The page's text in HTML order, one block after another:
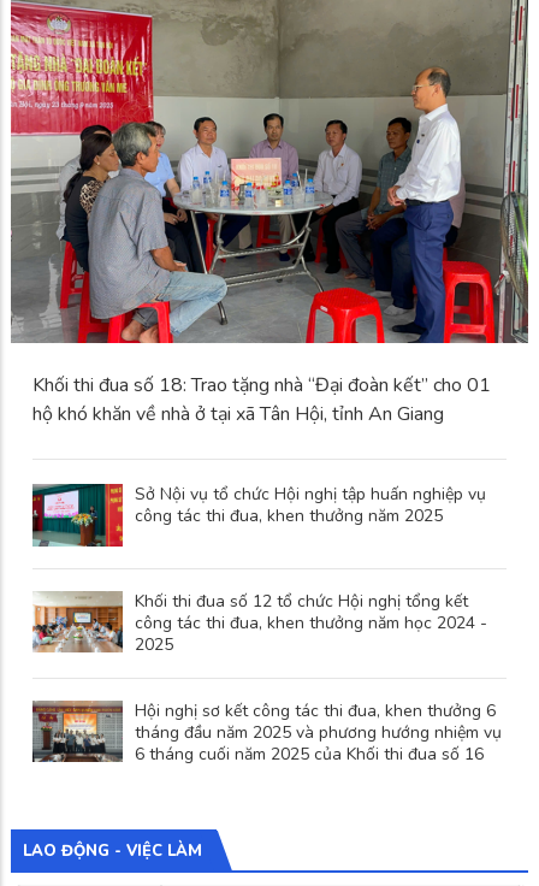
Khối thi đua số 18: Trao tặng nhà “Đại đoàn kết” cho 01
hộ khó khăn về nhà ở tại xã Tân Hội, tỉnh An Giang
Sở Nội vụ tổ chức Hội nghị tập huấn nghiệp vụ
công tác thi đua, khen thưởng năm 2025
Khối thi đua số 12 tổ chức Hội nghị tổng kết
công tác thi đua, khen thưởng năm học 2024 -
2025
Hội nghị sơ kết công tác thi đua, khen thưởng 6
tháng đầu năm 2025 và phương hướng nhiệm vụ
6 tháng cuối năm 2025 của Khối thi đua số 16
LAO ĐỘNG - VIỆC LÀM